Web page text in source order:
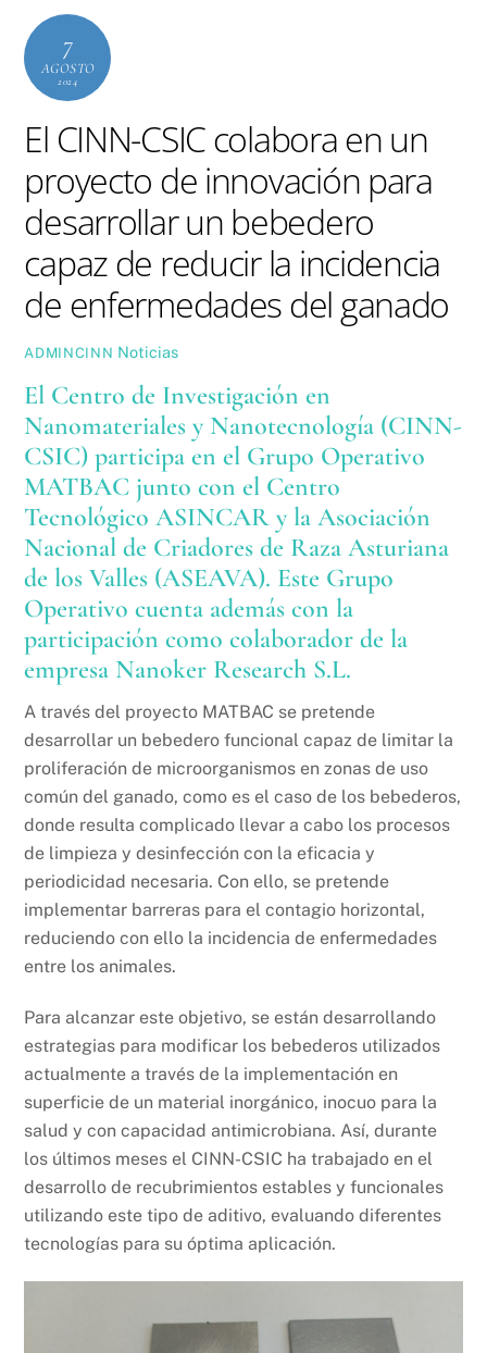
7
AGOSTO
2024
El CINN-CSIC colabora en un
proyecto de innovación para
desarrollar un bebedero
capaz de reducir la incidencia
de enfermedades del ganado
ADMINCINN Noticias
El Centro de Investigación en
Nanomateriales y Nanotecnología (CINN-
CSIC) participa en el Grupo Operativo
MATBAC junto con el Centro
Tecnológico ASINCAR y laAsociación
Nacional de Criadores de Raza Asturiana
de los Valles (ASEAVA). Este Grupo
Operativo cuenta además con la
participación como colaborador de la
empresa Nanoker Research S.L.
A través del proyecto MATBAC se pretende
desarrollar un bebedero funcional capaz de limitar la
proliferación de microorganismos en zonas de uso
común del ganado, como es el caso de los bebederos,
donde resulta complicado llevar a cabo los procesos
de limpieza y desinfección con la eficacia y
periodicidad necesaria. Con ello, se pretende
implementar barreras para el contagio horizontal,
reduciendo con ello la incidencia de enfermedades
entre los animales.
Para alcanzar este objetivo, se están desarrollando
estrategias para modificar los bebederos utilizados
actualmente a través de la implementación en
superficie de un material inorgánico, inocuo para la
salud y con capacidad antimicrobiana. Así, durante
los últimos meses el CINN-CSIC ha trabajado en el
desarrollo de recubrimientos estables y funcionales
utilizando este tipo de aditivo, evaluando diferentes
tecnologías para su óptima aplicación.